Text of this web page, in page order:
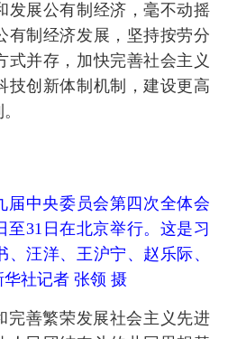
发展公有制经济，毫不动摇
有制经济发展，坚持按劳分
式并存，加快完善社会主义
技创新体制机制，建设更高
届中央委员会第四次全体会
至31日在北京举行。这是习
汪洋、王沪宁、赵乐际、
社记者 张领 摄
完善繁荣发展社会主义先进